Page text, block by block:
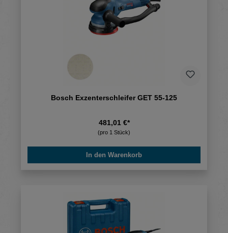
Bosch Exzenterschleifer GET 55-125
481,01 €*
(pro 1 Stück)
In den Warenkorb